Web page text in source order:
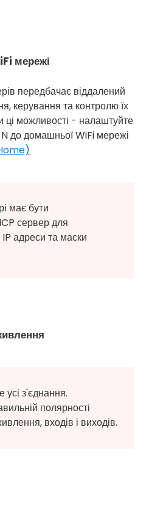
мережі
передбачає віддалений
керування та контролю їх
ці можливості - налаштуйте
до домашньої WiFi мережі
має бути
сервер для
адреси та маски
усі з'єднання.
полярності
входів і виходів.